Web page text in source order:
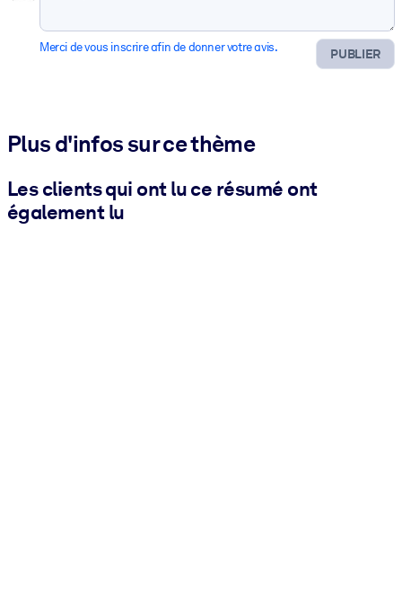
PUBLIER
Merci de vous inscrire afin de donner votre avis.
Plus d'infos sur ce thème
Les clients qui ont lu ce résumé ont
également lu